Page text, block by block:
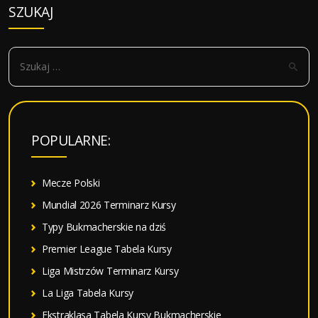
SZUKAJ
S
k
POPULARNE:
Mecze Polski
Mundial 2026 Terminarz Kursy
Typy Bukmacherskie na dziś
Premier League Tabela Kursy
Liga Mistrzów Terminarz Kursy
La Liga Tabela Kursy
Ekstraklasa Tabela Kursy Bukmacherskie